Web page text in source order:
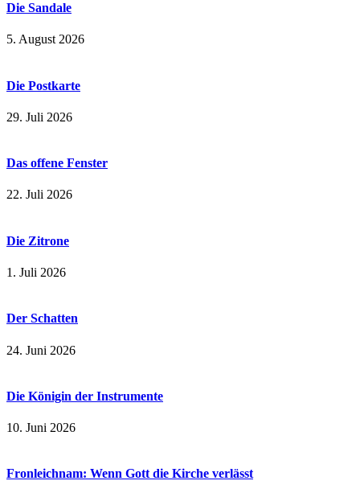
Die Sandale
5. August 2026
Die Postkarte
29. Juli 2026
Das offene Fenster
22. Juli 2026
Die Zitrone
1. Juli 2026
Der Schatten
24. Juni 2026
Die Königin der Instrumente
10. Juni 2026
Fronleichnam: Wenn Gott die Kirche verlässt